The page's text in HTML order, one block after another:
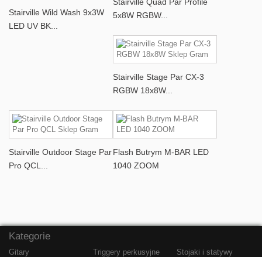
Stairville Wild Wash 9x3W
LED UV BK...
5x8W RGBW...
Stairville Stage Par CX-3
RGBW 18x8W...
Stairville Outdoor Stage Par
Pro QCL...
Flash Butrym M-BAR LED
1040 ZOOM
Kategorie
Gitary
Triggery perkusyjne
Stojaki i statywy